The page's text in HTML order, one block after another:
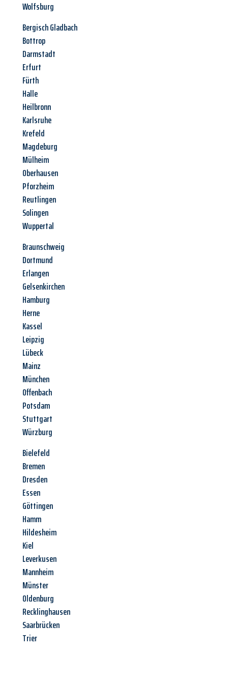
Wolfsburg
Bergisch Gladbach
Bottrop
Darmstadt
Erfurt
Fürth
Halle
Heilbronn
Karlsruhe
Krefeld
Magdeburg
Mülheim
Oberhausen
Pforzheim
Reutlingen
Solingen
Wuppertal
Braunschweig
Dortmund
Erlangen
Gelsenkirchen
Hamburg
Herne
Kassel
Leipzig
Lübeck
Mainz
München
Offenbach
Potsdam
Stuttgart
Würzburg
Bielefeld
Bremen
Dresden
Essen
Göttingen
Hamm
Hildesheim
Kiel
Leverkusen
Mannheim
Münster
Oldenburg
Recklinghausen
Saarbrücken
Trier